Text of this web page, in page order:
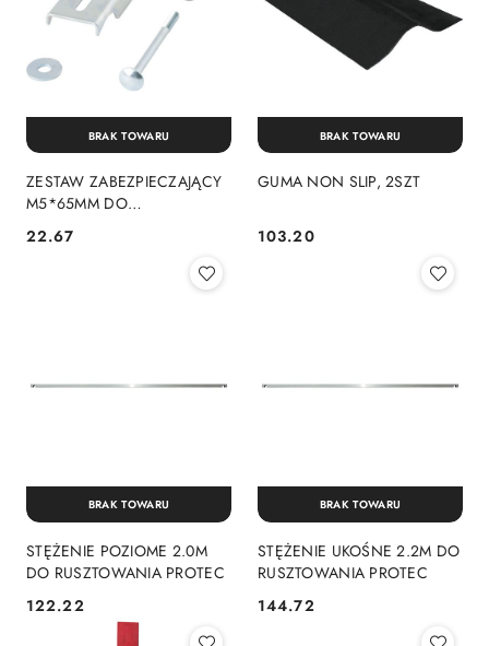
ZESTAW ZABEZPIECZAJĄCY
M5*65MM DO
RUSZTOWANIA PROTEC
Cena:
22.67
BRAK TOWARU
GUMA NON SLIP, 2SZT
Cena:
103.20
BRAK TOWARU
STĘŻENIE POZIOME 2.0M
DO RUSZTOWANIA PROTEC
Cena:
122.22
BRAK TOWARU
STĘŻENIE UKOŚNE 2.2M DO
RUSZTOWANIA PROTEC
Cena:
144.72
BRAK TOWARU